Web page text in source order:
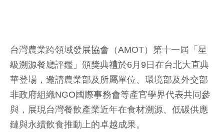
台灣農業跨領域發展協會（AMOT）第十一屆「星
級溯源餐廳評鑑」頒獎典禮於6月9日在台北大直典
華登場，邀請農業部及所屬單位、環境部及外交部
非政府組織NGO國際事務會等產官學界代表共同參
與，展現台灣餐飲產業近年在食材溯源、低碳供應
鏈與永續飲食推動上的卓越成果。